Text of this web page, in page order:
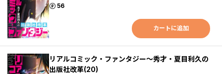
56
ポイント
カートに追加
リアルコミック・ファンタジー～秀才・夏目利久の
出版社改革(20)